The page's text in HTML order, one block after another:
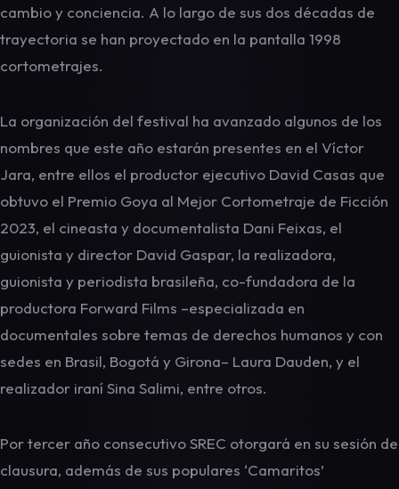
cambio y conciencia. A lo largo de sus dos décadas de
trayectoria se han proyectado en la pantalla 1998
cortometrajes.
La organización del festival ha avanzado algunos de los
nombres que este año estarán presentes en el Víctor
Jara, entre ellos el productor ejecutivo David Casas que
obtuvo el Premio Goya al Mejor Cortometraje de Ficción
2023, el cineasta y documentalista Dani Feixas, el
guionista y director David Gaspar, la realizadora,
guionista y periodista brasileña, co-fundadora de la
productora Forward Films –especializada en
documentales sobre temas de derechos humanos y con
sedes en Brasil, Bogotá y Girona– Laura Dauden, y el
realizador iraní Sina Salimi, entre otros.
Por tercer año consecutivo SREC otorgará en su sesión de
clausura, además de sus populares ‘Camaritos’